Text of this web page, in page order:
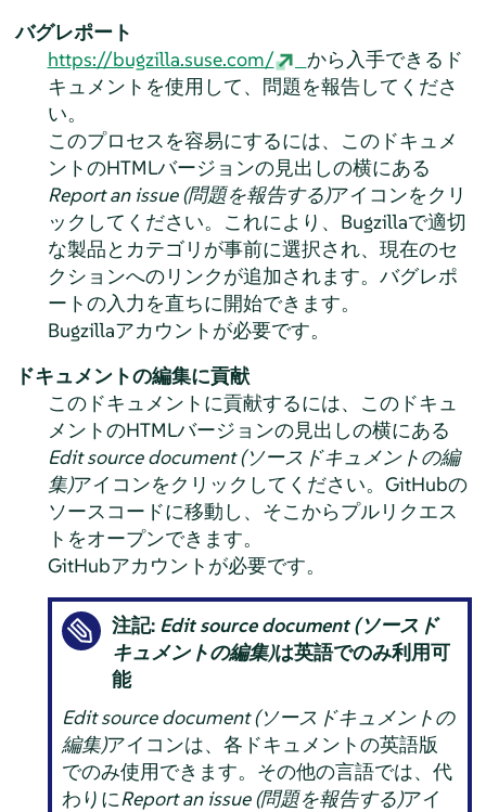
バグレポート
https://bugzilla.suse.com/
から入手できるド
キュメントを使用して、問題を報告してくださ
い。
このプロセスを容易にするには、このドキュメ
ントのHTMLバージョンの見出しの横にある
Report an issue (問題を報告する)アイコンをクリ
ックしてください。これにより、Bugzillaで適切
な製品とカテゴリが事前に選択され、現在のセ
クションへのリンクが追加されます。バグレポ
ートの入力を直ちに開始できます。
Bugzillaアカウントが必要です。
ドキュメントの編集に貢献
このドキュメントに貢献するには、このドキュ
メントのHTMLバージョンの見出しの横にある
Edit source document (ソースドキュメントの編
集)アイコンをクリックしてください。GitHubの
ソースコードに移動し、そこからプルリクエス
トをオープンできます。
GitHubアカウントが必要です。
注記: Edit source document (ソースド
キュメントの編集)は英語でのみ利用可
能
Edit source document (ソースドキュメントの
編集)アイコンは、各ドキュメントの英語版
でのみ使用できます。その他の言語では、代
わりにReport an issue (問題を報告する)アイ